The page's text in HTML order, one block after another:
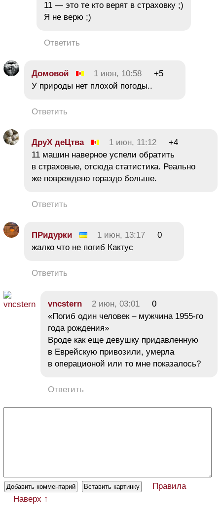
11 — это те кто верят в страховку ;)
Я не верю ;)
Ответить
Домовой 1 июн, 10:58
+5
У природы нет плохой погоды..
Ответить
ДруХ деЦтва 1 июн, 11:12
+4
11 машин наверное успели обратить
в страховые, отсюда статистика. Реально
же повреждено гораздо больше.
Ответить
ПРидурки 1 июн, 13:17
0
жалко что не погиб Кактус
Ответить
vncstern 2 июн, 03:01
0
«Погиб один человек – мужчина 1955-го
года рождения»
Вроде как еще девушку придавленную
в Еврейскую привозили, умерла
в операционой или то мне показалось?
Ответить
Правила
Наверх ↑